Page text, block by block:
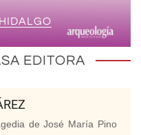
EDITORA
de José María Pino